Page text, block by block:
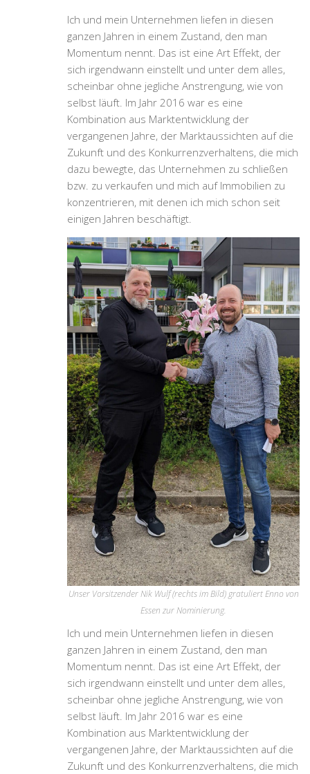
Ich und mein Unternehmen liefen in diesen
ganzen Jahren in einem Zustand, den man
Momentum nennt. Das ist eine Art Effekt, der
sich irgendwann einstellt und unter dem alles,
scheinbar ohne jegliche Anstrengung, wie von
selbst läuft. Im Jahr 2016 war es eine
Kombination aus Marktentwicklung der
vergangenen Jahre, der Marktaussichten auf die
Zukunft und des Konkurrenzverhaltens, die mich
dazu bewegte, das Unternehmen zu schließen
bzw. zu verkaufen und mich auf Immobilien zu
konzentrieren, mit denen ich mich schon seit
einigen Jahren beschäftigt.
Unser Vorsitzender Nik Wulf (rechts im Bild) gratuliert Enno von
Essen zur Nominierung.
Ich und mein Unternehmen liefen in diesen
ganzen Jahren in einem Zustand, den man
Momentum nennt. Das ist eine Art Effekt, der
sich irgendwann einstellt und unter dem alles,
scheinbar ohne jegliche Anstrengung, wie von
selbst läuft. Im Jahr 2016 war es eine
Kombination aus Marktentwicklung der
vergangenen Jahre, der Marktaussichten auf die
Zukunft und des Konkurrenzverhaltens, die mich